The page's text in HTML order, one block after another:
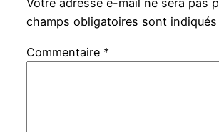
Votre adresse e-mail ne sera pas
champs obligatoires sont indiqués
Commentaire *